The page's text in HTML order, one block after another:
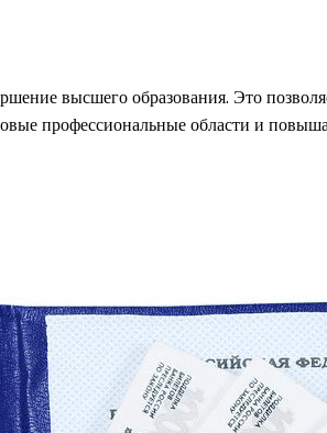
высшего образования. Это
профессиональные области и